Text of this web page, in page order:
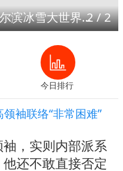
【最后3天】速戳，抽哈尔滨冰雪大世界门票！2/2
今日排行
袖联络“非常困难”
，实则内部派系
还不敢直接否定